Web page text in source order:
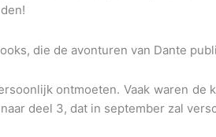
die de avonturen van Dante
ontmoeten. Vaak waren de
deel 3, dat in september zal